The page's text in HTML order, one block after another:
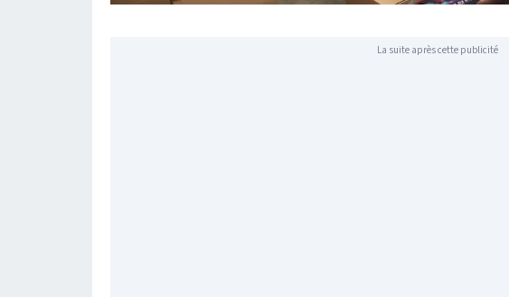
La suite après cette publicité